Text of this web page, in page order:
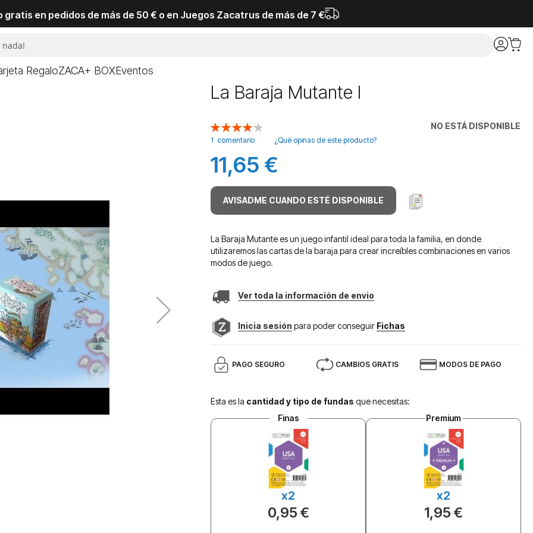
gratis en pedidos de más de 50 € o en Juegos Zacatrus de más de 7 €
RegaloZACA+ BOXEventos
La Baraja Mutante I
NO ESTÁ DISPONIBLE
Valoración:
80
% of100
1 comentario ¿Qué opinas de este producto?
11,65 €
AVISADME CUANDO ESTÉ DISPONIBLE
La Baraja Mutante es un juego infantil ideal para toda la familia, en donde
utilizaremos las cartas de la baraja para crear increíbles combinaciones en varios
modos de juego.
Ver toda la información de envio
Inicia sesión para poder conseguir Fichas
PAGO SEGURO CAMBIOS GRATIS MODOS DE PAGO
Esta es la cantidad y tipo de fundas que necesitas:
Finas
x2
0,95 €
Premium
x2
1,95 €